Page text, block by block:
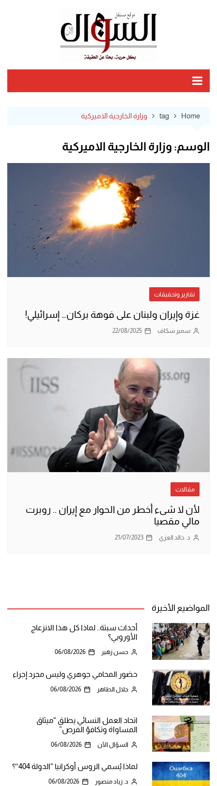
Home
tag وزارة الخارجية الاميركية
الوسم: وزارة الخارجية الاميركية
تقارير وتحقيقات
غزة وإيران ولبنان على فوهة بركان… إسرائيلي!
سمير سكاف 22/08/2025
مقالات
لأن لا شىء أخطر من الحوار مع إيران .. روبرت
مالي مقصيا
د. خالد العزي 21/07/2023
المواضيع الأخيرة
أحداث سبتة.. لماذا كل هذا الانزعاج
الأوروبي؟
حسن زهير 06/08/2026
حضور المحامي جوهري وليس مجرد إجراء
جلال الطاهر 06/08/2026
اتحاد العمل النسائي يطلق “ميثاق
المساواة وتكافؤ الفرص”
السؤال الآن 06/08/2026
لماذا يُسمي الروس أوكرانيا “الدولة 404″؟
د. زياد منصور 06/08/2026